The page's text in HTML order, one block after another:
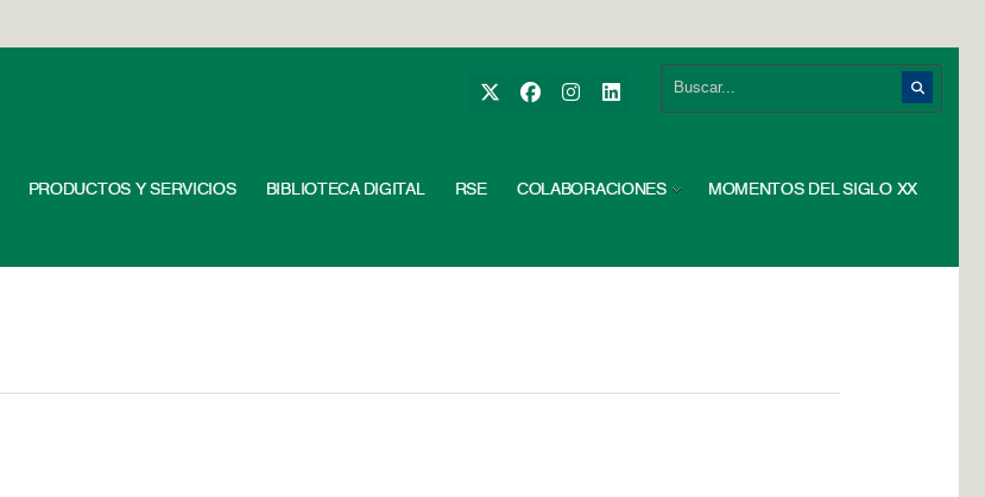
PRODUCTOS Y SERVICIOS BIBLIOTECA DIGITAL RSE COLABORACIONES MOMENTOS DEL SIGLO XX